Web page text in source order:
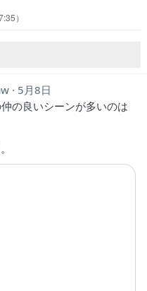
にダイジェストムービーすぎ
ジョーシー・パイはちゃんと
BLEAC…
5月8日
の良いシーンが多いのは